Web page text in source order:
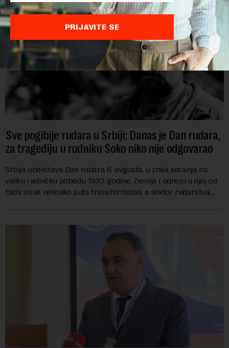
Sve pogibije rudara u Srbiji: Danas je Dan rudara,
za tragediju u rudniku Soko niko nije odgovarao
Srbija obeležava Dan rudara 6. avgusta, u znak sećanja na
veliku radničku pobedu 1903. godine. Zemlja i odnosi u njoj od
tada su se nekoliko puta transformisali, a sektor rudarstva
PRIJAVITE SE